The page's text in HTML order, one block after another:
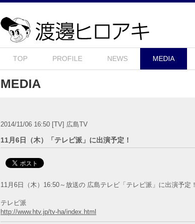
TOP PROFILE NEWS MEDIA
MEDIA
2014/11/06 16:50 [TV] 広島TV
11月6日（木）「テレビ派」に出演予定！
11月6日（木）16:50～放送の 広島テレビ「テレビ派」に出演予定！
テレビ派
http://www.htv.jp/tv-ha/index.html